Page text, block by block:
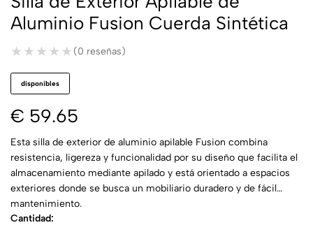
Aluminio Fusion Cuerda Sintética
★★★★★
★★★★★ (0 reseñas)
disponibles
€ 59.65
Esta silla de exterior de aluminio apilable Fusion combina
resistencia, ligereza y funcionalidad por su diseño que facilita el
almacenamiento mediante apilado y está orientado a espacios
exteriores donde se busca un mobiliario duradero y de fácil
mantenimiento.
Cantidad: